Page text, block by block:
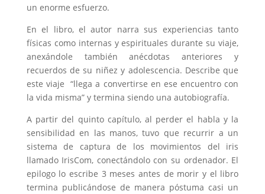
un enorme esfuerzo.
En el libro, el autor narra sus experiencias tanto
físicas como internas y espirituales durante su viaje,
anexándole también anécdotas anteriores y
recuerdos de su niñez y adolescencia. Describe que
este viaje “llega a convertirse en ese encuentro con
la vida misma” y termina siendo una autobiografía.
A partir del quinto capítulo, al perder el habla y la
sensibilidad en las manos, tuvo que recurrir a un
sistema de captura de los movimientos del iris
llamado IrisCom, conectándolo con su ordenador. El
epilogo lo escribe 3 meses antes de morir y el libro
termina publicándose de manera póstuma casi un